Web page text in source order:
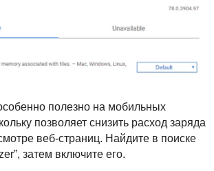
полезно на мобильных
позволяет снизить расход заряда
веб-страниц. Найдите в поиске
затем включите его.